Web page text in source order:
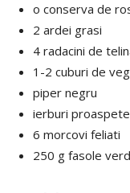
o conserva de
2 ardei grasi
4 radacini de
1-2 cuburi de
piper negru
ierburi
6 morcovi feliati
250 g fasole